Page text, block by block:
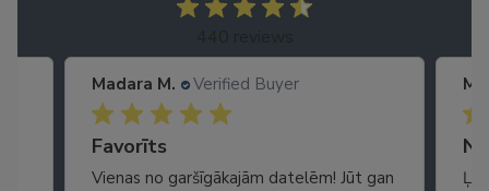
Madara M. Verified Buyer
Favorīts
Vienas no garšīgākajām datelēm! Jūt gan